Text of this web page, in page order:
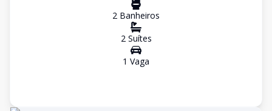
2 Banheiros
2Suítes
1 Vaga